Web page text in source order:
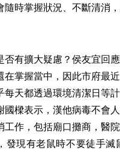
隨時掌握狀況、不斷清消
否有擴大疑慮？侯友宜回
在掌握當中，因此市府最
每天都透過環境清潔日等計
國樑表示，漢他病毒不會
工作，包括廟口攤商，醫
發現有老鼠時不要徒手滅